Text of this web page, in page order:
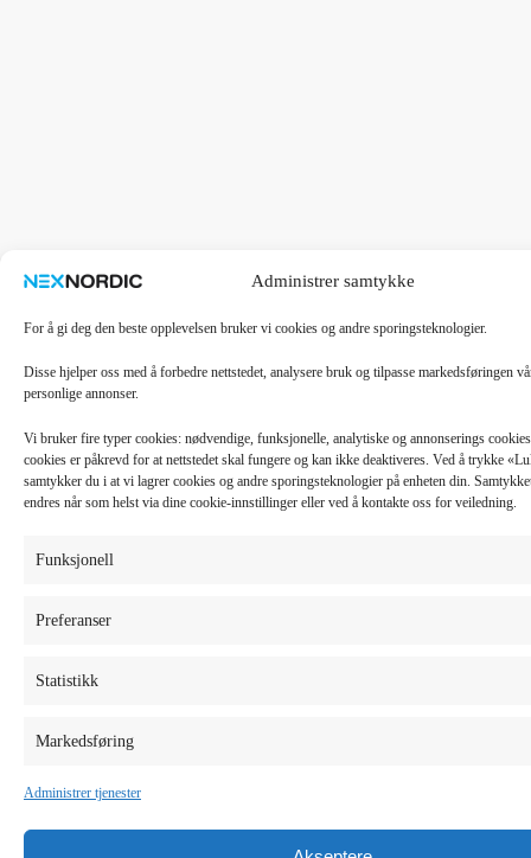
Administrer samtykke
For å gi deg den beste opplevelsen bruker vi cookies og andre sporingsteknologier.
Disse hjelper oss med å forbedre nettstedet, analysere bruk og tilpasse markedsføringen
personlige annonser.
Vi bruker fire typer cookies: nødvendige, funksjonelle, analytiske og annonserings
cookies er påkrevd for at nettstedet skal fungere og kan ikke deaktiveres. Ved å trykke
samtykker du i at vi lagrer cookies og andre sporingsteknologier på enheten din.
endres når som helst via dine cookie-innstillinger eller ved å kontakte oss for veiledning.
Funksjonell
Preferanser
Statistikk
Markedsføring
Administrer tjenester